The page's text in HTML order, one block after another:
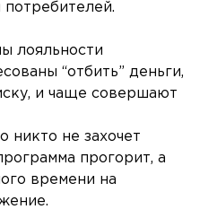
потребителей.
лояльности
“отбить” деньги,
и чаще совершают
никто не захочет
прогорит, а
времени на